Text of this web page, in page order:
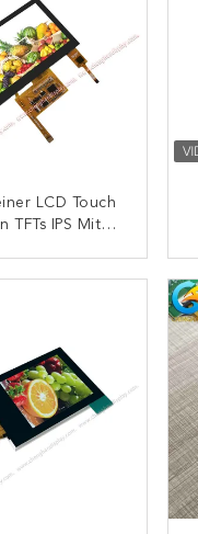
LCD Touch
TFTs IPS Mit
KONTAKT